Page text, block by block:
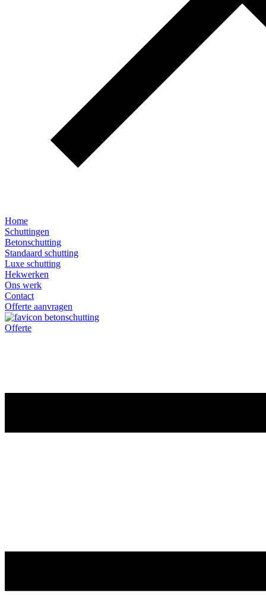
Home
Schuttingen
Betonschutting
Standaard schutting
Luxe schutting
Hekwerken
Ons werk
Contact
Offerte aanvragen
Offerte